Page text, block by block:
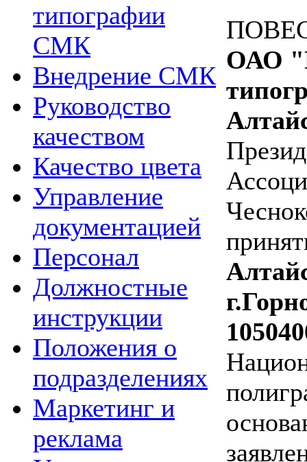
типографии
СМК
Внедрение СМК
Руководство
качеством
Качество цвета
Управление
документацией
Персонал
Должностные
инструкции
Положения о
подразделениях
Маркетинг и
реклама
ОАО